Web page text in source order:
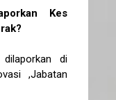
Kes
di
,Jabatan